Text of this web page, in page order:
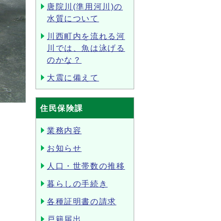
唐院川(準用河川)の
水質について
川西町内を流れる河
川では、魚は泳げる
のかな？
大震に備えて
住民保険課
業務内容
お知らせ
人口・世帯数の推移
暮らしの手続き
各種証明書の請求
戸籍届出